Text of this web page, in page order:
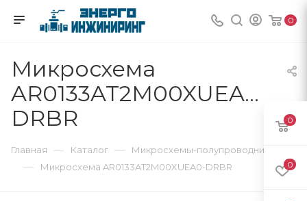
0
Микросхема
AR0133AT2M00XUEA0-
DRBR
Главная — Каталог — Микросхемы-полупроводники
— Микросхема AR0133AT2M00XUEA0-DRBR
0
0